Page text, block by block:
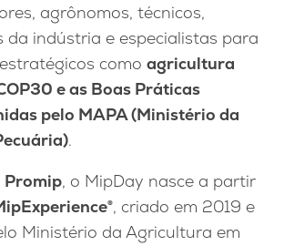
agrônomos, técnicos,
da indústria e especialistas para
como agricultura
e as Boas Práticas
pelo MAPA (Ministério da
.
Promip, o MipDay nasce a partir
, criado em 2019 e
Ministério da Agricultura em